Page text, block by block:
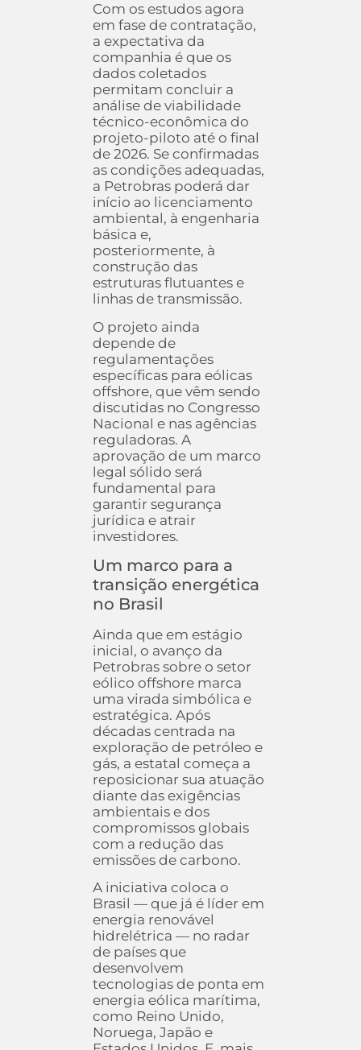
Com os estudos agora
em fase de contratação,
a expectativa da
companhia é que os
dados coletados
permitam concluir a
análise de viabilidade
técnico-econômica do
projeto-piloto até o final
de 2026. Se confirmadas
as condições adequadas,
a Petrobras poderá dar
início ao licenciamento
ambiental, à engenharia
básica e,
posteriormente, à
construção das
estruturas flutuantes e
linhas de transmissão.
O projeto ainda
depende de
regulamentações
específicas para eólicas
offshore, que vêm sendo
discutidas no Congresso
Nacional e nas agências
reguladoras. A
aprovação de um marco
legal sólido será
fundamental para
garantir segurança
jurídica e atrair
investidores.
Um marco para a
transição energética
no Brasil
Ainda que em estágio
inicial, o avanço da
Petrobras sobre o setor
eólico offshore marca
uma virada simbólica e
estratégica. Após
décadas centrada na
exploração de petróleo e
gás, a estatal começa a
reposicionar sua atuação
diante das exigências
ambientais e dos
compromissos globais
com a redução das
emissões de carbono.
A iniciativa coloca o
Brasil — que já é líder em
energia renovável
hidrelétrica — no radar
de países que
desenvolvem
tecnologias de ponta em
energia eólica marítima,
como Reino Unido,
Noruega, Japão e